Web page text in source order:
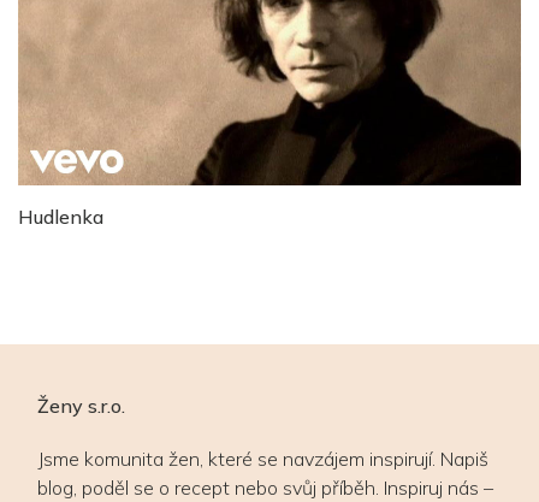
Hudlenka
Ženy s.r.o.
Jsme komunita žen, které se navzájem inspirují. Napiš
blog, poděl se o recept nebo svůj příběh. Inspiruj nás –